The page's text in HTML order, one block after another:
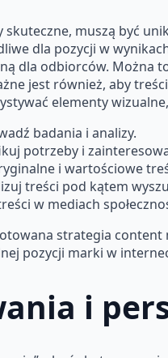
skuteczne, muszą być
dla pozycji w
dla odbiorców. Można
jest również, aby
elementy
badania i analizy.
potrzeby i
i wartościowe
treści pod kątem
w mediach
strategia content
pozycji marki w
i